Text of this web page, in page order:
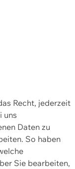
Recht, jederzeit
uns
Daten zu
So haben
Sie bearbeiten,